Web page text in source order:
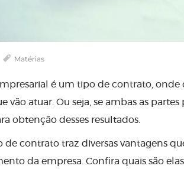
Matérias
é um tipo de contrato,
vão atuar. Ou seja, se ambas as
obtenção desses resultados.
de contrato traz diversas vantagens
da empresa. Confira quais são